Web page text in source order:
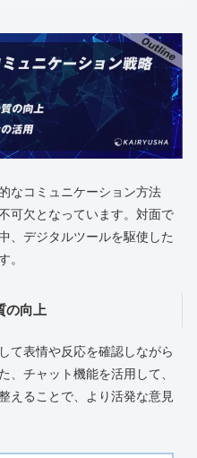
なコミュニケーション方法
可欠となっています。対面で
、デジタルツールを駆使した
。
の向上
て表情や反応を確認しながら
、チャット機能を活用して、
えることで、より活発な意見